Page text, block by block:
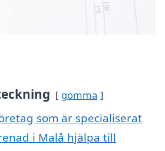
gömma
som är specialiserat
i Malå hjälpa till